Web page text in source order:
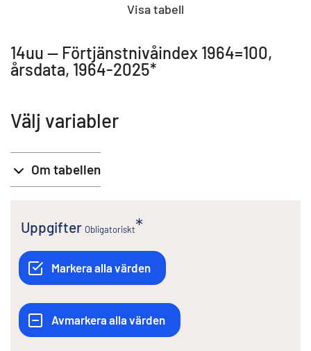
Visa tabell
14uu -- Förtjänstnivåindex 1964=100,
årsdata, 1964-2025*
Välj variabler
Om tabellen
Uppgifter Obligatoriskt